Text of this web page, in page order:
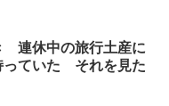
連休中の旅行土産に
っていた それを見た